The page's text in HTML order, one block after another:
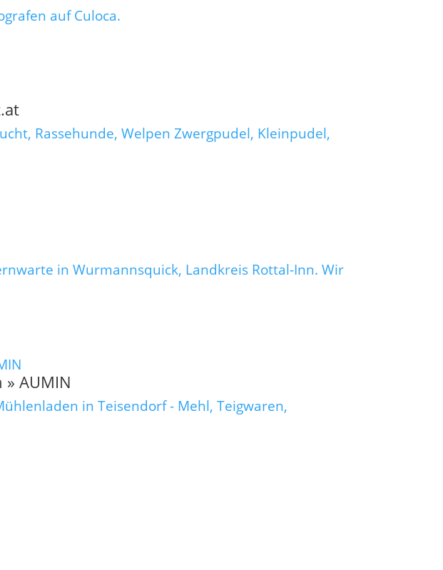
auf Culoca.
Rassehunde, Welpen Zwergpudel, Kleinpudel,
in Wurmannsquick, Landkreis Rottal-Inn. Wir
AUMIN
in Teisendorf - Mehl, Teigwaren,